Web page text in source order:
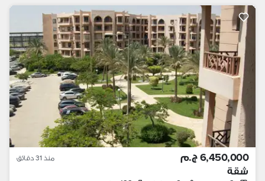
6,450,000 ج.م منذ 31 دقائق
شقة